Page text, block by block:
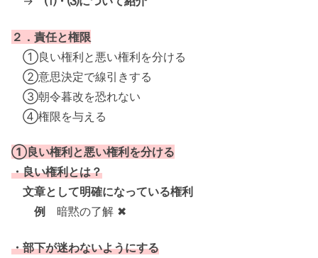
２．責任と権限
①良い権利と悪い権利を分ける
②意思決定で線引きする
③朝令暮改を恐れない
④権限を与える
①良い権利と悪い権利を分ける
・良い権利とは？
文章として明確になっている権利
例
暗黙の了解 ✖
・部下が迷わないようにする